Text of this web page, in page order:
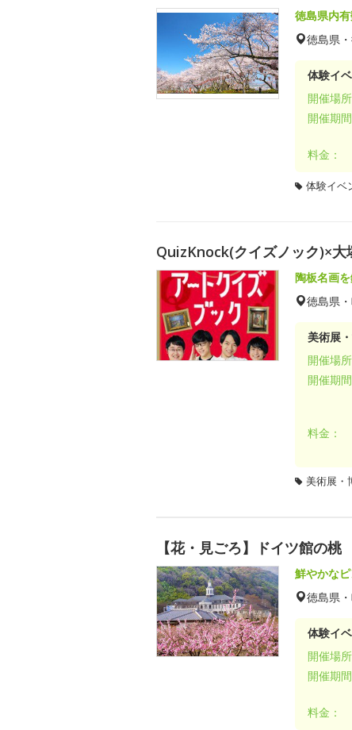
徳島県内
徳島県
体験イ
開催場所
開催期間
料金：
体験イベ
QuizKnock(クイズノック)×
陶板名画
徳島県
美術展
開催場所
開催期間
料金：
美術展・
【花・見ごろ】ドイツ館の桃
鮮やかな
徳島県
体験イ
開催場所
開催期間
料金：